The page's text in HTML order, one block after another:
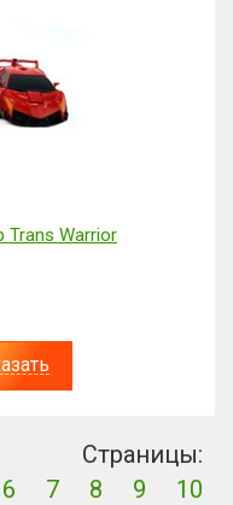
Warrior
Страницы:
6 7 8 9
10